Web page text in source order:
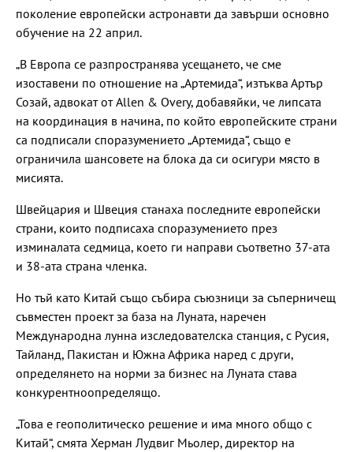
поколение европейски астронавти да завърши основно
обучение на 22 април.
„В Европа се разпространява усещането, че сме
изоставени по отношение на „Артемида“, изтъква Артър
Созай, адвокат от Allen & Overy, добавяйки, че липсата
на координация в начина, по който европейските страни
са подписали споразумението „Артемида“, също е
ограничила шансовете на блока да си осигури място в
мисията.
Швейцария и Швеция станаха последните европейски
страни, които подписаха споразумението през
изминалата седмица, което ги направи съответно 37-ата
и 38-ата страна членка.
Но тъй като Китай също събира съюзници за съперничещ
съвместен проект за база на Луната, наречен
Международна лунна изследователска станция, с Русия,
Тайланд, Пакистан и Южна Африка наред с други,
определянето на норми за бизнес на Луната става
конкурентноопределящо.
„Това е геополитическо решение и има много общо с
Китай“, смята Херман Лудвиг Мьолер, директор на